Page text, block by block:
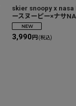
skier snoopy x
ースヌーピー×ナサ
3,990 円 (税込)